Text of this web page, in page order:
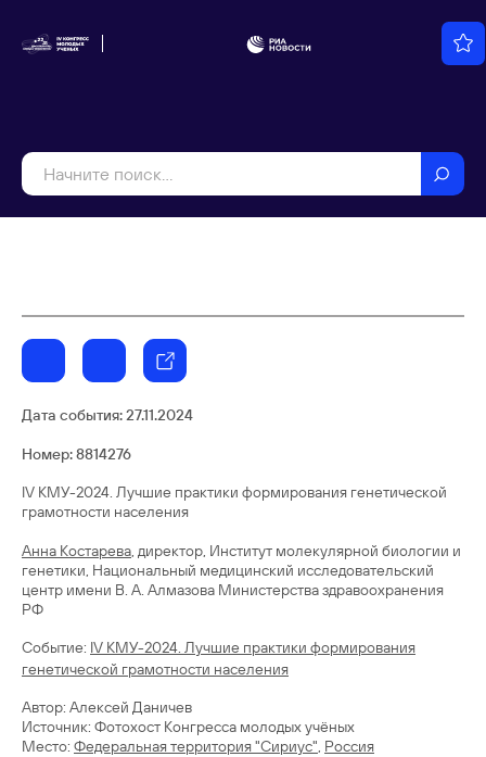
Дата события:27.11.2024
Номер: 8814276
IV КМУ-2024. Лучшие практики формирования генетической
грамотности населения
Анна Костарева, директор, Институт молекулярной биологии и
генетики, Национальный медицинский исследовательский
центр имени В. А. Алмазова Министерства здравоохранения
РФ
Cобытие: IV КМУ-2024. Лучшие практики формирования
генетической грамотности населения
Автор: Алексей Даничев
Источник: Фотохост Конгресса молодых учёных
Место: Федеральная территория "Сириус", Россия